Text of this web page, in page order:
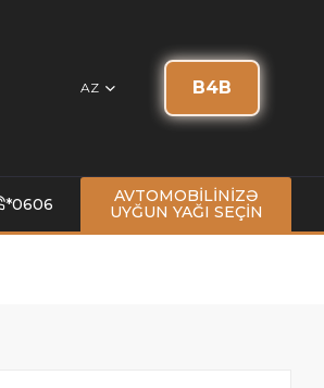
AZ B4B
*0606
AVTOMOBİLİNİZƏ
UYĞUN YAĞI SEÇİN